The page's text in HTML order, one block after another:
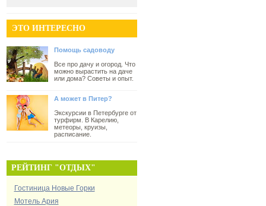
ЭТО ИНТЕРЕСНО
Помощь садоводу
Все про дачу и огород. Что
можно вырастить на даче
или дома? Советы и опыт.
А может в Питер?
Экскурсии в Петербурге от
турфирм. В Карелию,
метеоры, круизы,
расписание.
РЕЙТИНГ "ОТДЫХ"
Гостиница Новые Горки
Мотель Ария